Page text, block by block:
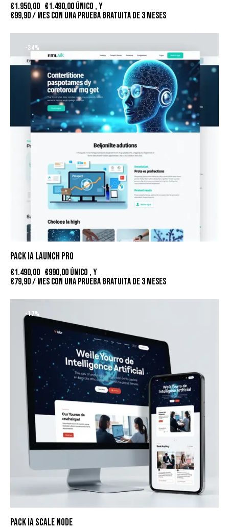
€1.950,00 €1.490,00único , y
€99,90/ mes con una prueba gratuita de 3 meses
-34%
PACK IA LAUNCH PRO
€1.490,00 €990,00único , y
€79,90/ mes con una prueba gratuita de 3 meses
-17%
PACK IA SCALE NODE